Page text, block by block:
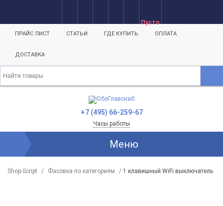
Пусто
ПРАЙС ЛИСТ СТАТЬИ ГДЕ КУПИТЬ ОПЛАТА
ДОСТАВКА
+7 (495) 66-259-67
Часы работы
Меню
Shop-Script / Фасовка по категориям / 1 клавишный WiFi выключатель